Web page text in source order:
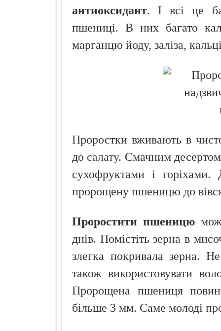
антиоксидант. І всі це
пшениці. В них багато
марганцю йоду, заліза,
Проростки вживають в
до салату. Смачним
сухофруктами і
пророщену пшеницю до
Проростити пшеницю
днів. Помістіть зерна в
злегка покривала зерна.
також використовувати
Пророщена пшениця
більше 3 мм. Саме молоді